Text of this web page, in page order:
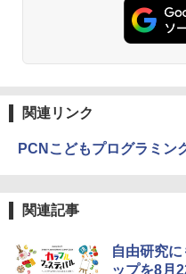
仮面
4
つかめ
物理実
エン
関連リンク
PCNこどもプログラミン
関連記事
自由研究
ップを8月